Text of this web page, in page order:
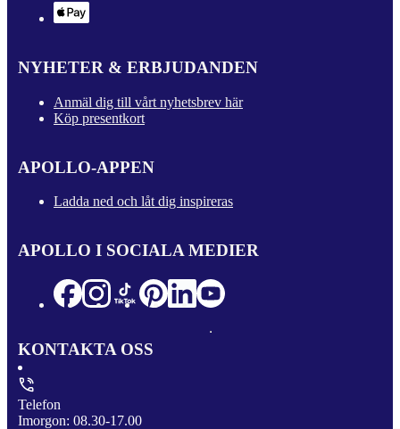
NYHETER & ERBJUDANDEN
Anmäl dig till vårt nyhetsbrev här
Köp presentkort
APOLLO-APPEN
Ladda ned och låt dig inspireras
APOLLO I SOCIALA MEDIER
KONTAKTA OSS
Telefon
Imorgon: 08.30-17.00